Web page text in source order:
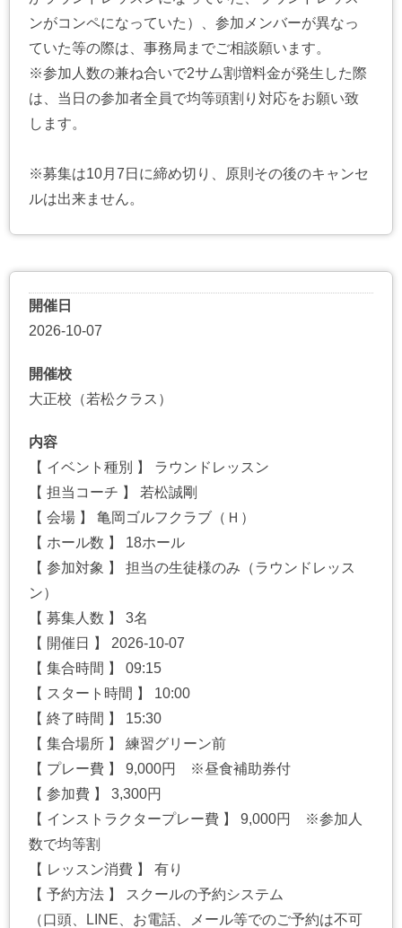
ンがコンペになっていた）、参加メンバーが異なっ
ていた等の際は、事務局までご相談願います。
※参加人数の兼ね合いで2サム割増料金が発生した際
は、当日の参加者全員で均等頭割り対応をお願い致
します。
※募集は10月7日に締め切り、原則その後のキャンセ
ルは出来ません。
開催日
2026-10-07
開催校
大正校（若松クラス）
内容
【 イベント種別 】 ラウンドレッスン
【 担当コーチ 】 若松誠剛
【 会場 】 亀岡ゴルフクラブ（Ｈ）
【 ホール数 】 18ホール
【 参加対象 】 担当の生徒様のみ（ラウンドレッス
ン）
【 募集人数 】 3名
【 開催日 】 2026-10-07
【 集合時間 】 09:15
【 スタート時間 】 10:00
【 終了時間 】 15:30
【 集合場所 】 練習グリーン前
【 プレー費 】 9,000円 ※昼食補助券付
【 参加費 】 3,300円
【 インストラクタープレー費 】 9,000円 ※参加人
数で均等割
【 レッスン消費 】 有り
【 予約方法 】 スクールの予約システム
（口頭、LINE、お電話、メール等でのご予約は不可